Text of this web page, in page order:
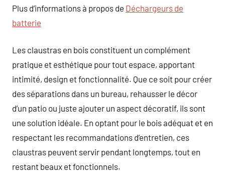
Plus d’informations à propos de Déchargeurs de
batterie
Les claustras en bois constituent un complément
pratique et esthétique pour tout espace, apportant
intimité, design et fonctionnalité. Que ce soit pour créer
des séparations dans un bureau, rehausser le décor
d’un patio ou juste ajouter un aspect décoratif, ils sont
une solution idéale. En optant pour le bois adéquat et en
respectant les recommandations d’entretien, ces
claustras peuvent servir pendant longtemps, tout en
restant beaux et fonctionnels.